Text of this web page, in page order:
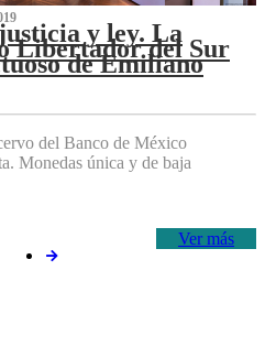
y ley. La
Libertador del Sur
de Emiliano
del Banco de México
Monedas única y de baja
Ver más